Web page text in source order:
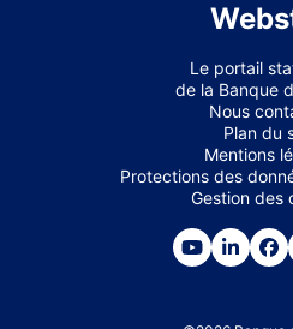
Le portail
de la Banque
Nous
Plan du
Mentions
Protections des
Gestion des